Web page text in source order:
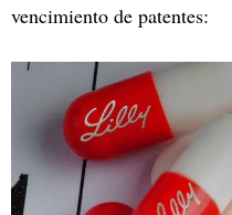
vencimiento de patentes: